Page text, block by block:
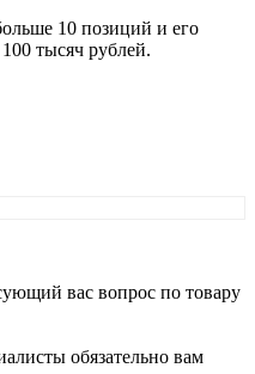
10 позиций и его
тысяч рублей.
вас вопрос по товару
обязательно вам